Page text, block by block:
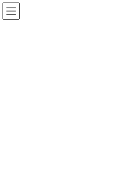
コ
ン
ナ
ビ